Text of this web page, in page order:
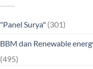
"Panel Surya"(301)
BBM dan Renewable
(495)